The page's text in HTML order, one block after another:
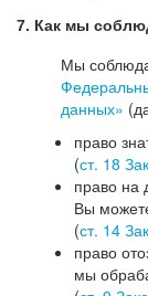
7. Как мы
Мы
данных»
право
(ст. 18
право на
Вы
(ст. 14
право
мы